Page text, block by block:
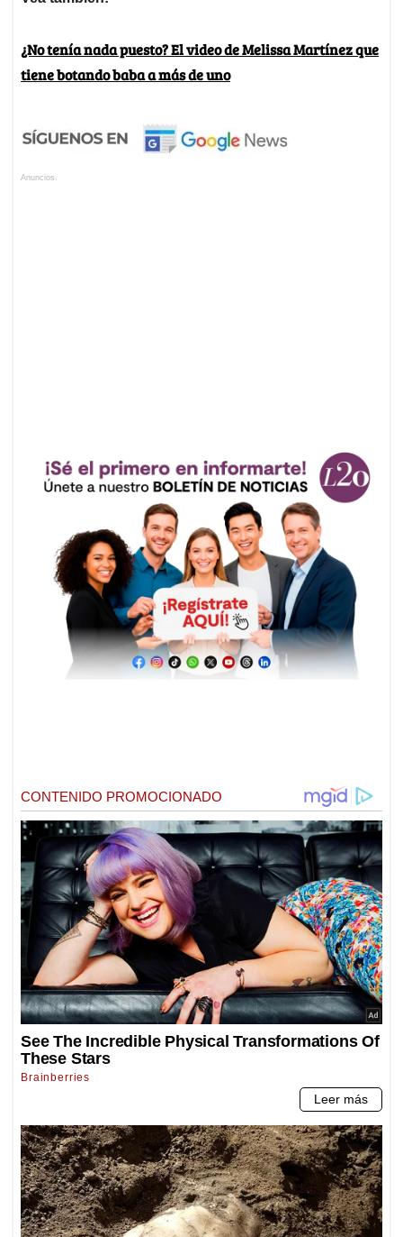
¿No tenía nada puesto? El video de Melissa Martínez que
tiene botando baba a más de uno
Anuncios.